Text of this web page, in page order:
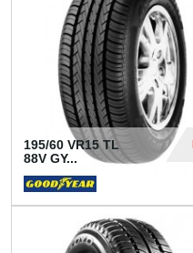
195/60 VR15 TL
88V GY...